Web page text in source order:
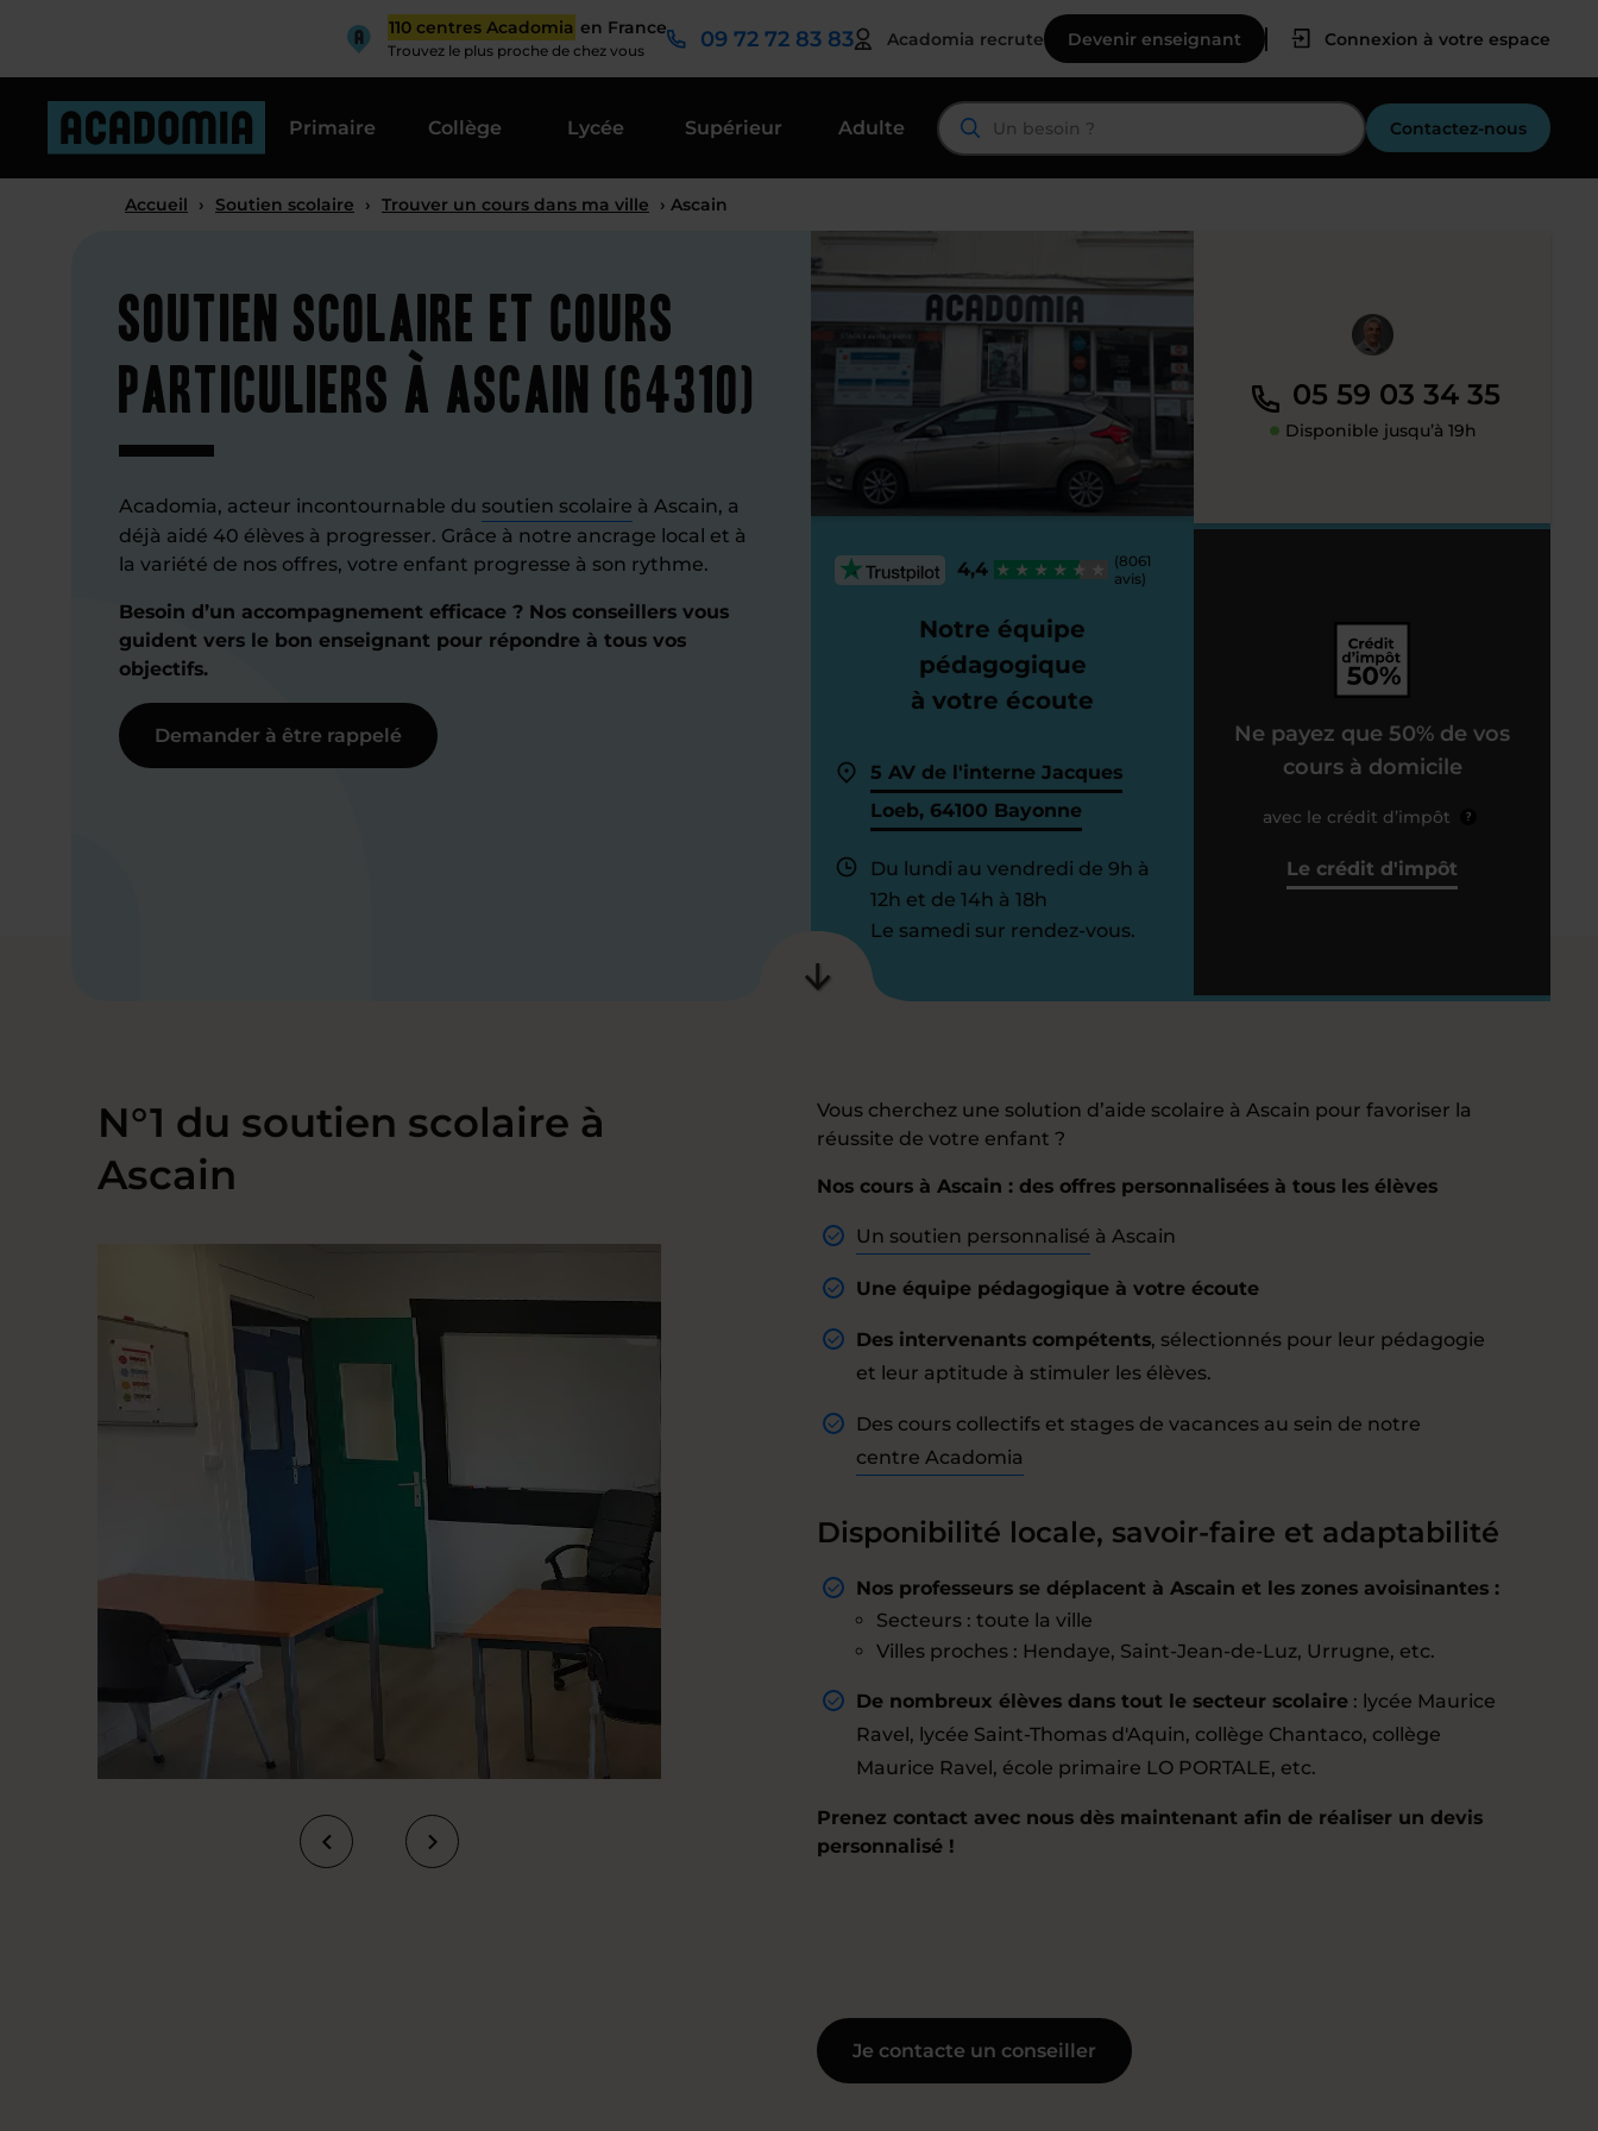
110 centres Acadomia en France
Trouvez le plus proche de chez vous 09 72 72 83 83 Acadomia recrute Devenir enseignant Connexion à votre espace
Primaire Collège Lycée Supérieur Adulte Contactez-nous
Accueil › Soutien scolaire › Trouver un cours dans ma ville › Ascain
Soutien scolaire et cours
particuliers à Ascain (64310)
Acadomia, acteur incontournable du soutien scolaire à Ascain, a
déjà aidé 40 élèves à progresser. Grâce à notre ancrage local et à
la variété de nos offres, votre enfant progresse à son rythme.
Besoin d’un accompagnement efficace ? Nos conseillers vous
guident vers le bon enseignant pour répondre à tous vos
objectifs.
Demander à être rappelé
4,4
(8061
avis)
Notre équipe
pédagogique
à votre écoute
5 AV de l'interne Jacques
Loeb, 64100 Bayonne
Du lundi au vendredi de 9h à
12h et de 14h à 18h
Le samedi sur rendez-vous.
05 59 03 34 35
Disponible jusqu’à 19h
Ne payez que 50% de vos
cours à domicile
avec le crédit d’impôt ?
Le crédit d'impôt
N°1 du soutien scolaire à
Ascain
Vous cherchez une solution d’aide scolaire à Ascain pour favoriser la
réussite de votre enfant ?
Nos cours à Ascain : des offres personnalisées à tous les élèves
Un soutien personnalisé à Ascain
Une équipe pédagogique à votre écoute
Des intervenants compétents, sélectionnés pour leur pédagogie
et leur aptitude à stimuler les élèves.
Des cours collectifs et stages de vacances au sein de notre
centre Acadomia
Disponibilité locale, savoir-faire et adaptabilité
Nos professeurs se déplacent à Ascain et les zones avoisinantes :
Secteurs : toute la ville
Villes proches : Hendaye, Saint-Jean-de-Luz, Urrugne, etc.
De nombreux élèves dans tout le secteur scolaire : lycée Maurice
Ravel, lycée Saint-Thomas d'Aquin, collège Chantaco, collège
Maurice Ravel, école primaire LO PORTALE, etc.
Prenez contact avec nous dès maintenant afin de réaliser un devis
personnalisé !
Je contacte un conseiller